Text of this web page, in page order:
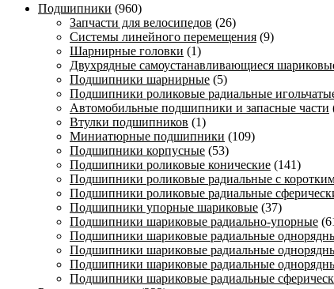
Подшипники (960)
Запчасти для велосипедов (26)
Системы линейного перемещения (9)
Шарнирные головки (1)
Двухрядные самоустанавливающиеся
Подшипники шарнирные (5)
Подшипники роликовые радиальные
Автомобильные подшипники и запасные части
Втулки подшипников (1)
Миниатюрные подшипники (109)
Подшипники корпусные (53)
Подшипники роликовые конические (141)
Подшипники роликовые радиальные с
Подшипники роликовые радиальные
Подшипники упорные шариковые (37)
Подшипники шариковые радиально-упорные
Подшипники шариковые радиальные
Подшипники шариковые радиальные
Подшипники шариковые радиальные
Подшипники шариковые радиальные